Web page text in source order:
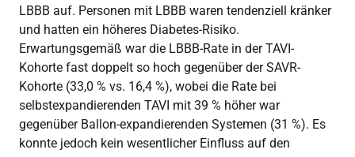
LBBB auf. Personen mit LBBB waren tendenziell kränker
und hatten ein höheres Diabetes-Risiko.
Erwartungsgemäß war die LBBB-Rate in der TAVI-
Kohorte fast doppelt so hoch gegenüber der SAVR-
Kohorte (33,0 % vs. 16,4 %), wobei die Rate bei
selbstexpandierenden TAVI mit 39 % höher war
gegenüber Ballon-expandierenden Systemen (31 %). Es
konnte jedoch kein wesentlicher Einfluss auf den